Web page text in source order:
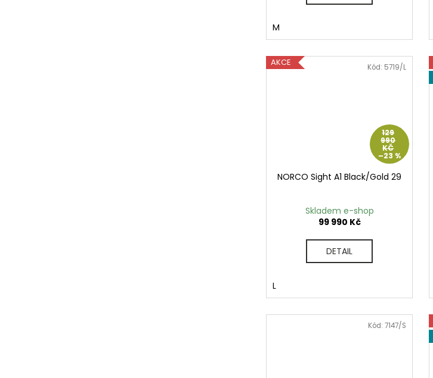
M
AKCE
129
990
KČ
–23 %
NORCO Sight A1 Black/Gold 29
Skladem e-shop
99 990 Kč
DETAIL
L
Kód: 5719/L
Kód:7147/S